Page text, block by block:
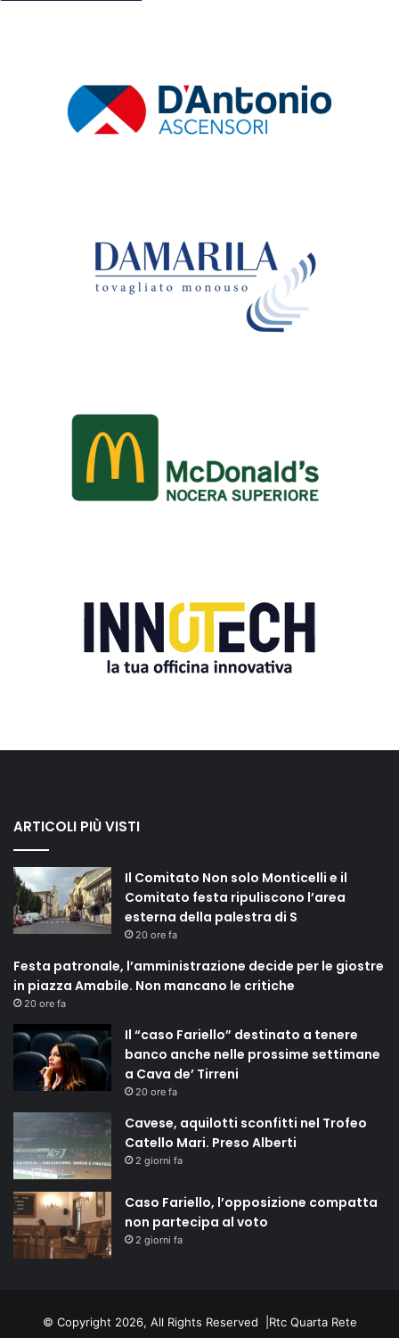
ARTICOLI PIÙ VISTI
Il Comitato Non solo Monticelli e il
Comitato festa ripuliscono l’area
esterna della palestra di S
20 ore fa
Festa patronale, l’amministrazione decide per le giostre
in piazza Amabile. Non mancano le critiche
20 ore fa
Il “caso Fariello” destinato a tenere
banco anche nelle prossime settimane
a Cava de’ Tirreni
20 ore fa
Cavese, aquilotti sconfitti nel Trofeo
Catello Mari. Preso Alberti
2 giorni fa
Caso Fariello, l’opposizione compatta
non partecipa al voto
2 giorni fa
© Copyright 2026, All Rights Reserved | Rtc Quarta Rete